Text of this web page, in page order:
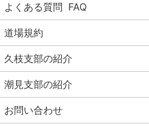
よくある質問 FAQ
道場規約
久枝支部の紹介
潮見支部の紹介
お問い合わせ